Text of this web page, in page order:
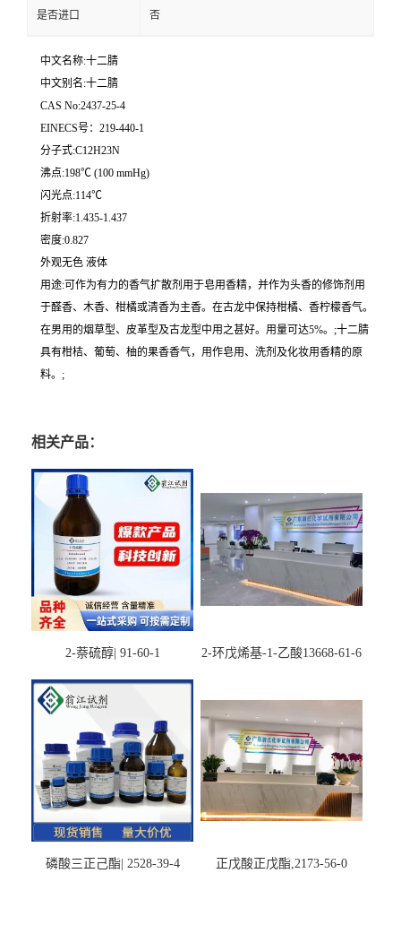
是否进口 否
中文名称:十二腈
中文别名:十二腈
CAS No:2437-25-4
EINECS号：219-440-1
分子式:C12H23N
沸点:198℃ (100 mmHg)
闪光点:114℃
折射率:1.435-1.437
密度:0.827
外观无色 液体
用途:可作为有力的香气扩散剂用于皂用香精，并作为头香的修饰剂用
于醛香、木香、柑橘或清香为主香。在古龙中保持柑橘、香柠檬香气。
在男用的烟草型、皮革型及古龙型中用之甚好。用量可达5%。;十二腈
具有柑桔、葡萄、柚的果香香气，用作皂用、洗剂及化妆用香精的原
料。;
相关产品：
2-萘硫醇| 91-60-1 2-环戊烯基-1-乙酸13668-61-6
磷酸三正己酯| 2528-39-4 正戊酸正戊酯,2173-56-0